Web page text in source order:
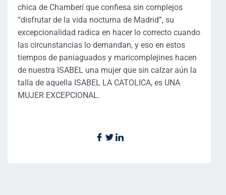
chica de Chamberí que confiesa sin complejos
“disfrutar de la vida nocturna de Madrid”, su
excepcionalidad radica en hacer lo correcto cuando
las circunstancias lo demandan, y eso en estos
tiempos de paniaguados y maricomplejines hacen
de nuestra ISABEL una mujer que sin calzar aún la
talla de aquella ISABEL LA CATOLICA, es UNA
MUJER EXCEPCIONAL.